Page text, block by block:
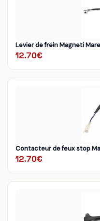
Levier de frein Magneti
12.70€
Contacteur de feux stop
12.70€